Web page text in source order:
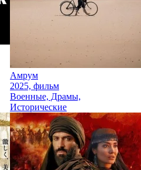
Амрум
2025, фильм
Военные, Драмы,
Исторические